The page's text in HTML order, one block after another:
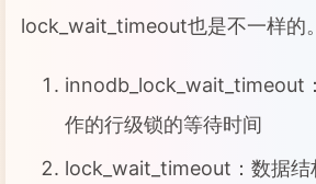
lock_wait_timeout也是不一样的。
innodb_lock_wait_timeout
作的行级锁的等待时间
lock_wait_timeout：数据结